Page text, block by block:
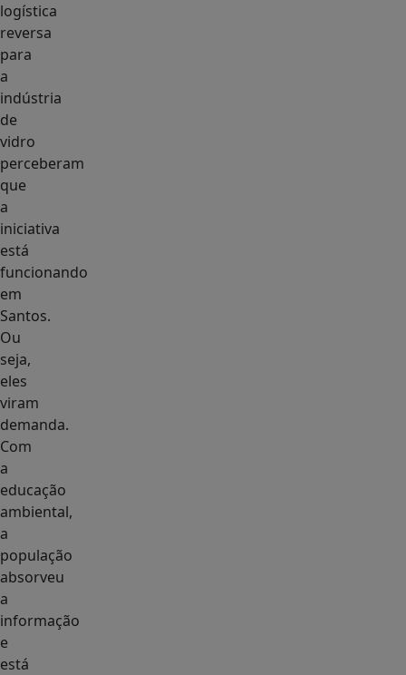
logística
reversa
para
a
indústria
de
vidro
perceberam
que
a
iniciativa
está
funcionando
em
Santos.
Ou
seja,
eles
viram
demanda.
Com
a
educação
ambiental,
a
população
absorveu
a
informação
e
está